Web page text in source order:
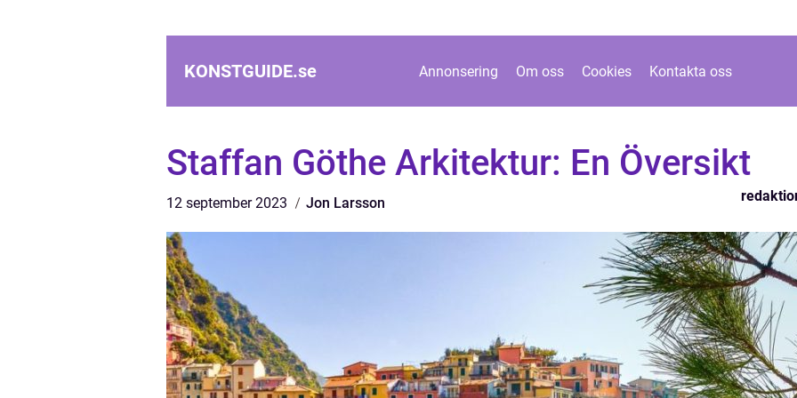
KONSTGUIDE.se Annonsering Om oss Cookies Kontakta oss
Staffan Göthe Arkitektur: En Översikt
12 september 2023 Jon Larsson